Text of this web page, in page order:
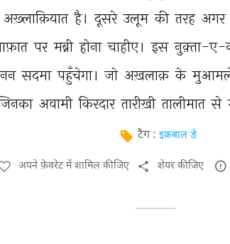
अख़्लाक़ियात है। दूसरे उलूम की तरह अगर
पर मब्नी होना चाहीए। इस नुक़्ता-ए-
सदमा पहुँचेगा। जो अख़लाक़ के
अवामी किरदार तारीख़ी तालीमात से
टैग : इक़बाल डे
अपने फ़ेवरेट में शामिल कीजिए शेयर कीजिए